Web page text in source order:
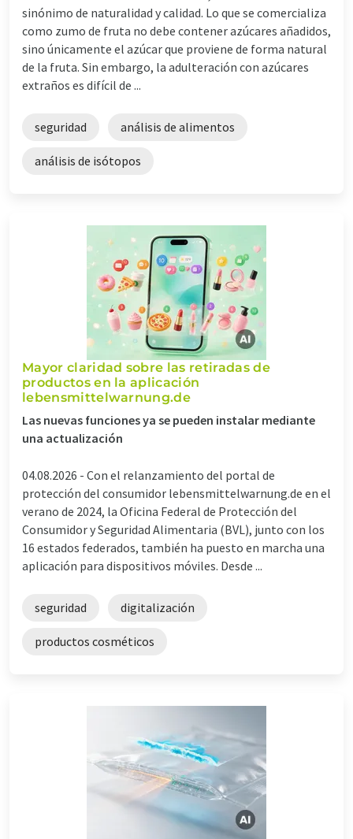
sinónimo de naturalidad y calidad. Lo que se comercializa
como zumo de fruta no debe contener azúcares añadidos,
sino únicamente el azúcar que proviene de forma natural
de la fruta. Sin embargo, la adulteración con azúcares
extraños es difícil de ...
seguridad análisis de alimentos
análisis de isótopos
Mayor claridad sobre las retiradas de
productos en la aplicación
lebensmittelwarnung.de
Las nuevas funciones ya se pueden instalar mediante
una actualización
04.08.2026 - Con el relanzamiento del portal de
protección del consumidor lebensmittelwarnung.de en el
verano de 2024, la Oficina Federal de Protección del
Consumidor y Seguridad Alimentaria (BVL), junto con los
16 estados federados, también ha puesto en marcha una
aplicación para dispositivos móviles. Desde ...
seguridad digitalización
productos cosméticos